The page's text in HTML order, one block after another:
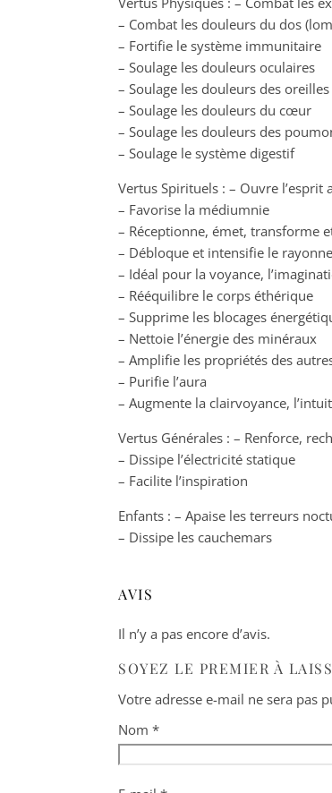
– Combat les douleurs du dos
– Fortifie le système immunitaire
– Soulage les douleurs oculaires
– Soulage les douleurs des
– Soulage les douleurs du cœur
– Soulage les douleurs des
– Soulage le système digestif
Vertus Spirituels : – Ouvre l’esprit
– Favorise la médiumnie
– Réceptionne, émet, transforme
– Débloque et intensifie le
– Idéal pour la voyance,
– Rééquilibre le corps éthérique
– Supprime les blocages
– Nettoie l’énergie des minéraux
– Amplifie les propriétés des
– Purifie l’aura
– Augmente la clairvoyance,
Vertus Générales : – Renforce,
– Dissipe l’électricité statique
– Facilite l’inspiration
Enfants : – Apaise les terreurs
– Dissipe les cauchemars
AVIS
Il n’y a pas encore d’avis.
SOYEZ LE PREMIER À
Votre adresse e-mail ne sera pas
Nom *